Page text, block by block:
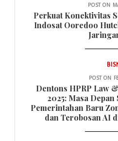
POST ON
Perkuat Konektivitas
Indosat Ooredoo
POST ON
Dentons HPRP Law
2025: Masa
Pemerintahan Baru
dan Terobosan AI